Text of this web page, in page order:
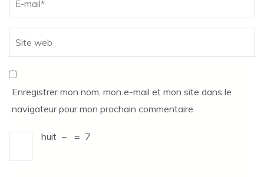
Enregistrer mon nom, mon e-mail et mon site dans le
navigateur pour mon prochain commentaire.
huit − = 7